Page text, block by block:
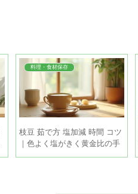
料理・食材保存
枝豆 茹で方 塩加減 時間 コツ
｜色よく塩がきく黄金比の手
順